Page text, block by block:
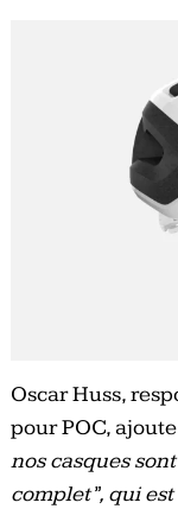
Oscar Huss,
pour POC,
nos casques
complet”, qui